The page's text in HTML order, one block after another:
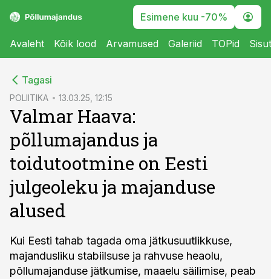
Esimene kuu -70%
Avaleht Kõik lood Arvamused Galeriid TOPid
Tagasi
POLIITIKA 13.03.25, 12:15
Valmar Haava:
põllumajandus ja
toidutootmine on Eesti
julgeoleku ja majanduse
alused
Kui Eesti tahab tagada oma jätkusuutlikkuse,
majandusliku stabiilsuse ja rahvuse heaolu,
põllumajanduse jätkumise, maaelu säilimise, peab